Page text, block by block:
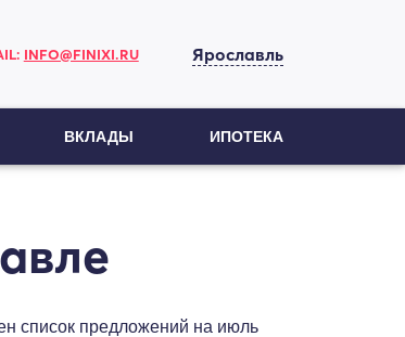
INFO@FINIXI.RU Ярославль
ВКЛАДЫ ИПОТЕКА
список предложений на июль